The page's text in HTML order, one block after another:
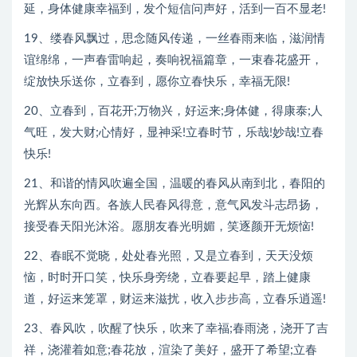
延，身体健康幸福到，发个短信问声好，活到一百不显老!
19、缕春风飘过，思念随风传递，一丝春雨来临，滋润情
谊绵绵，一声春雷响起，奏响祝福篇章，一束春花盛开，
绽放快乐送你，立春到，愿你立春快乐，幸福无限!
20、立春到，百花开;万物兴，好运来;身体健，得康泰;人
气旺，发大财;心情好，显神采!立春时节，乐哉!妙哉!立春
快乐!
21、和谐的情风吹遍全国，温暖的春风从南到北，春阳的
光辉从东向西。各族人民春风得意，意气风发斗志昂扬，
接受春天阳光沐浴。愿朋友春光明媚，笑逐颜开无烦恼!
22、春眠不觉晓，处处春光照，又是立春到，天天没烦
恼，时时开口笑，快乐身旁绕，立春要起早，踏上健康
道，好运来笼罩，财运来滋扰，收入步步高，立春乐逍遥!
23、春风吹，吹醒了快乐，吹来了幸福;春雨浇，浇开了吉
祥，浇灌着如意;春花放，渲染了美好，盛开了希望;立春